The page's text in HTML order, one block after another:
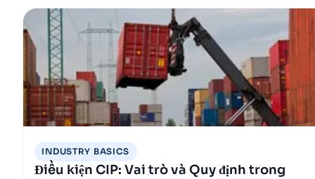
INDUSTRY BASICS
Điều kiện CIP: Vai trò và Quy định trong